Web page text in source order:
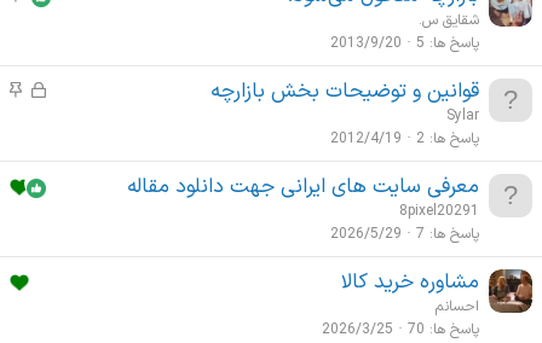
ه
م
ه
و
ع
شقایق س.
پاسخ ها 5
2013/9/20
ق
ش
د
م
و
ع
قوانین و توضیحات بخش بازارچه
Sylar
پاسخ ها 2
2012/4/19
معرفی سایت های ایرانی جهت دانلود مقاله
8pixel20291
پاسخ ها 7
2026/5/29
مشاوره خرید کالا
احسانم
پاسخ ها 70
2026/3/25